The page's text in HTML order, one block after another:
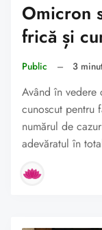
Omicron
frică și
Public – 3
Având în vedere
cunoscut pentru
numărul de
adevăratul în